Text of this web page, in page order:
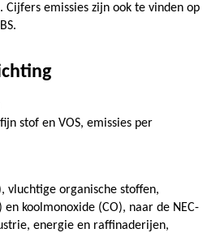
. Cijfers emissies zijn ook te vinden op
stof en VOS, emissies per
vluchtige organische stoffen,
koolmonoxide (CO), naar de NEC-
energie en raffinaderijen,